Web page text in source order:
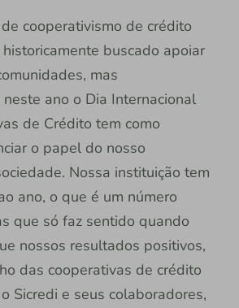
cooperativismo de crédito
buscado apoiar
mas
ano o Dia Internacional
de Crédito tem como
o papel do nosso
Nossa instituição tem
ano, o que é um número
que só faz sentido quando
nossos resultados positivos,
das cooperativas de crédito
Sicredi e seus colaboradores,